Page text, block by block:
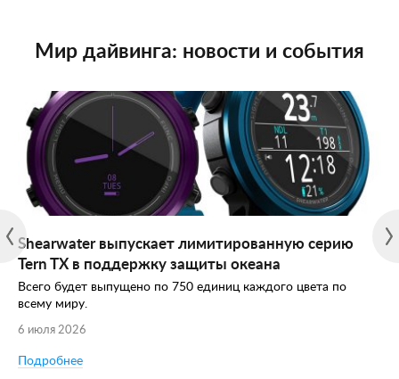
Мир дайвинга: новости и события
Shearwater выпускает лимитированную серию
Tern TX в поддержку защиты океана
Всего будет выпущено по 750 единиц каждого цвета по
всему миру.
6 июля 2026
Подробнее